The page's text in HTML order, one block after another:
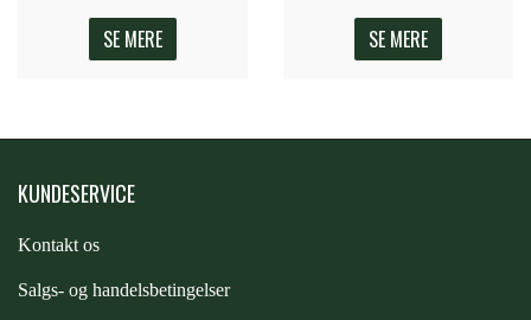
PREMIER EQUINE KØLETERAPI
PREMIER EQUINE RYTTER
PHARMACARE
SE MERE SE MERE
KUNDESERVICE
Kontakt os
Salgs- og handelsbetingelser